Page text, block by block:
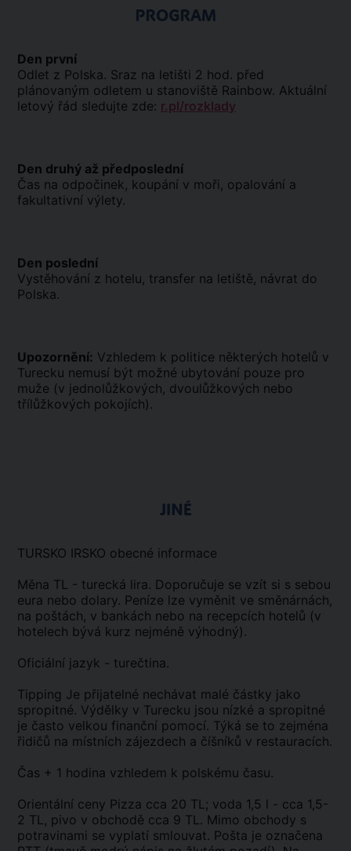
PROGRAM
Den první
Odlet z Polska. Sraz na letišti 2 hod. před
plánovaným odletem u stanoviště Rainbow. Aktuální
letový řád sledujte zde: r.pl/rozklady
Den druhý až předposlední
Čas na odpočinek, koupání v moři, opalování a
fakultativní výlety.
Den poslední
Vystěhování z hotelu, transfer na letiště, návrat do
Polska.
Upozornění: Vzhledem k politice některých hotelů v
Turecku nemusí být možné ubytování pouze pro
muže (v jednolůžkových, dvoulůžkových nebo
třílůžkových pokojích).
JINÉ
TURSKO IRSKO obecné informace
Měna TL - turecká lira. Doporučuje se vzít si s sebou
eura nebo dolary. Peníze lze vyměnit ve směnárnách,
na poštách, v bankách nebo na recepcích hotelů (v
hotelech bývá kurz nejméně výhodný).
Oficiální jazyk - turečtina.
Tipping Je přijatelné nechávat malé částky jako
spropitné. Výdělky v Turecku jsou nízké a spropitné
je často velkou finanční pomocí. Týká se to zejména
řidičů na místních zájezdech a číšníků v restauracích.
Čas + 1 hodina vzhledem k polskému času.
Orientální ceny Pizza cca 20 TL; voda 1,5 l - cca 1,5-
2 TL, pivo v obchodě cca 9 TL. Mimo obchody s
potravinami se vyplatí smlouvat. Pošta je označena